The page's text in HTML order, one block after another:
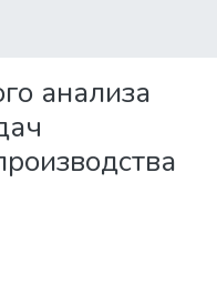
анализа